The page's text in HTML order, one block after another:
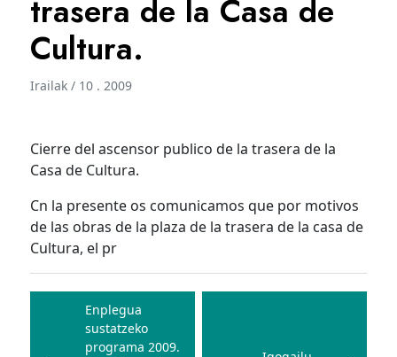
trasera de la Casa de
Cultura.
Irailak / 10 . 2009
Cierre del ascensor publico de la trasera de la
Casa de Cultura.
Cn la presente os comunicamos que por motivos
de las obras de la plaza de la trasera de la casa de
Cultura, el pr
Bidalketetan
zehar
nabigatu
Enplegua
sustatzeko
programa 2009.